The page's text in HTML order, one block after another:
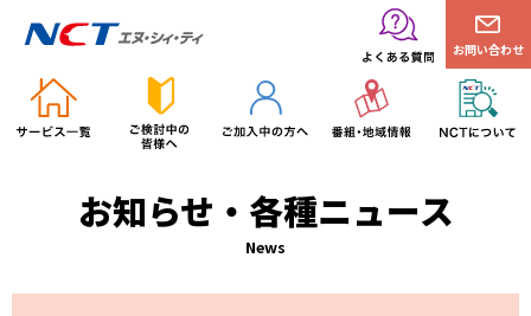
お問い合わせ
お知らせ・各種ニュース
News